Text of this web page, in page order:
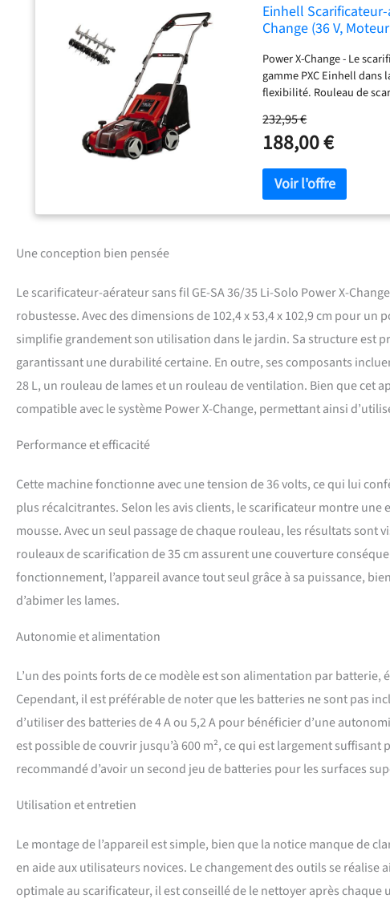
Einhell
Change (36 V,
Power X-Change - Le
gamme PXC Einhell
flexibilité. Rouleau de
feutre du gazon. Outil 3-
rouleau aérateur de 35
avec position de
très précis. Ergonomique
s’adapte à la taille de
232,95 €
188,00 €
Une conception bien pensée
Le scarificateur-aérateur sans fil GE-SA 36/35 Li-Solo Power X-
robustesse. Avec des dimensions de 102,4 x 53,4 x 102,9 cm pour
simplifie grandement son utilisation dans le jardin. Sa structure est
garantissant une durabilité certaine. En outre, ses composants
28 L, un rouleau de lames et un rouleau de ventilation. Bien que cet
compatible avec le système Power X-Change, permettant ainsi
Performance et efficacité
Cette machine fonctionne avec une tension de 36 volts, ce qui lui
plus récalcitrantes. Selon les avis clients, le scarificateur montre
mousse. Avec un seul passage de chaque rouleau, les résultats
rouleaux de scarification de 35 cm assurent une couverture
fonctionnement, l’appareil avance tout seul grâce à sa puissance,
d’abimer les lames.
Autonomie et alimentation
L’un des points forts de ce modèle est son alimentation par
Cependant, il est préférable de noter que les batteries ne sont pas
d’utiliser des batteries de 4 A ou 5,2 A pour bénéficier d’une
est possible de couvrir jusqu’à 600 m², ce qui est largement
recommandé d’avoir un second jeu de batteries pour les surfaces
Utilisation et entretien
Le montage de l’appareil est simple, bien que la notice manque de
en aide aux utilisateurs novices. Le changement des outils se
optimale au scarificateur, il est conseillé de le nettoyer après